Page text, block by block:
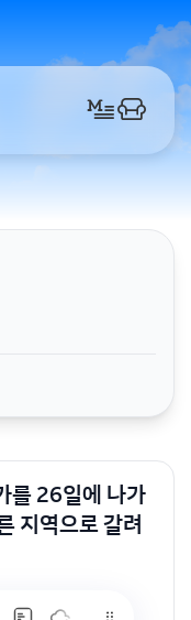
를 26일에 나가
지역으로 갈려